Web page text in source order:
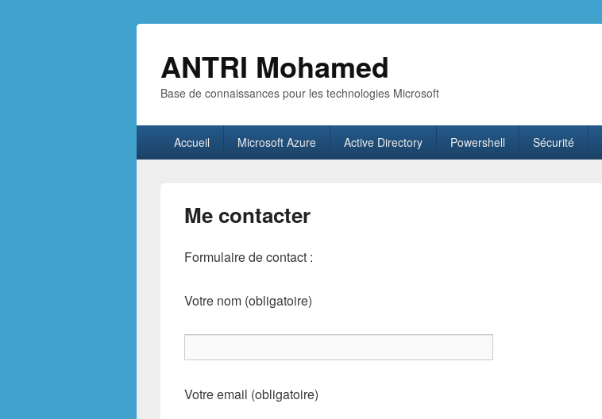
ANTRI Mohamed
Base de connaissances pour les technologies Microsoft
principalAccueil Microsoft Azure Active Directory Powershell Sécurité
Me contacter
Formulaire de contact :
Votre nom (obligatoire)
Votre email (obligatoire)